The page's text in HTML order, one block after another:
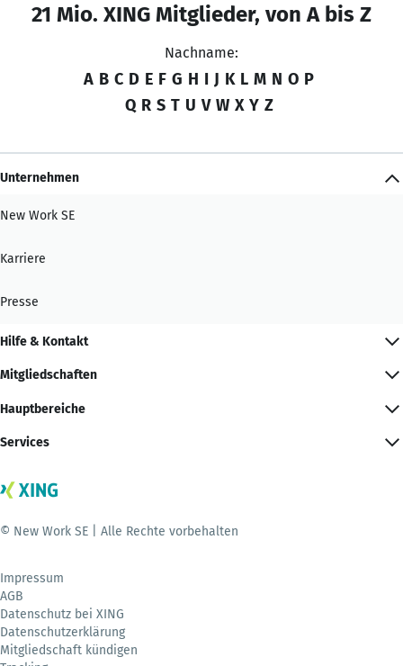
21 Mio. XING Mitglieder, von A bis Z
Nachname:
A B C D E F G H I J K L M N O P
Q R S T U V W X Y Z
Unternehmen
New Work SE
Karriere
Presse
Hilfe & Kontakt
Mitgliedschaften
Hauptbereiche
Services
© New Work SE | Alle Rechte vorbehalten
Impressum
AGB
Datenschutz bei XING
Datenschutzerklärung
Mitgliedschaft kündigen